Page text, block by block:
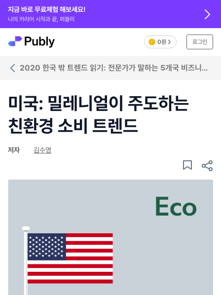
지금 바로 무료체험 해보세요!
나의 커리어 시작과 끝, 퍼블리
0원 로그인
2020 한국 밖 트렌드 읽기: 전문가가 말하는 5개국 비즈니스
미국: 밀레니얼이 주도하는
친환경 소비 트렌드
저자 김수영